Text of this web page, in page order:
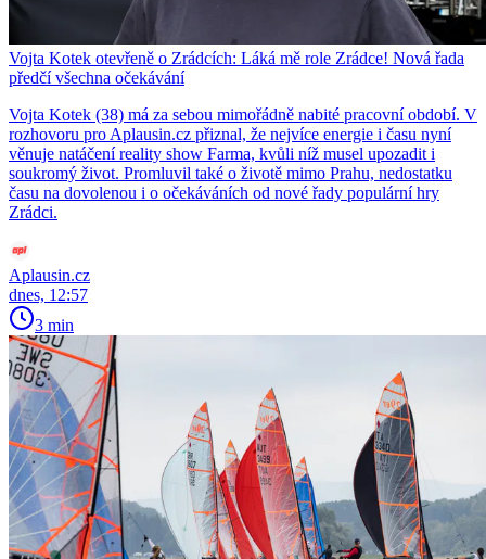
Vojta Kotek otevřeně o Zrádcích: Láká mě role Zrádce! Nová řada
předčí všechna očekávání
Vojta Kotek (38) má za sebou mimořádně nabité pracovní období. V
rozhovoru pro Aplausin.cz přiznal, že nejvíce energie i času nyní
věnuje natáčení reality show Farma, kvůli níž musel upozadit i
soukromý život. Promluvil také o životě mimo Prahu, nedostatku
času na dovolenou i o očekáváních od nové řady populární hry
Zrádci.
Aplausin.cz
dnes, 12:57
3 min